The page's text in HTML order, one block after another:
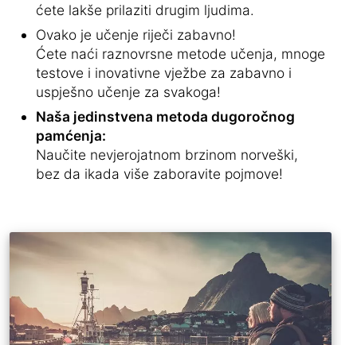
ćete lakše prilaziti drugim ljudima.
Ovako je učenje riječi zabavno!
Ćete naći raznovrsne metode učenja, mnoge
testove i inovativne vježbe za zabavno i
uspješno učenje za svakoga!
Naša jedinstvena metoda dugoročnog
pamćenja:
Naučite nevjerojatnom brzinom norveški,
bez da ikada više zaboravite pojmove!